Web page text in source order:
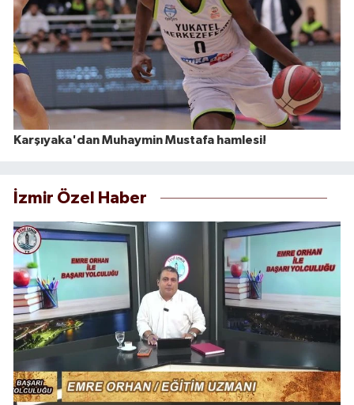
Karşıyaka'dan Muhaymin Mustafa hamlesi!
İzmir Özel Haber